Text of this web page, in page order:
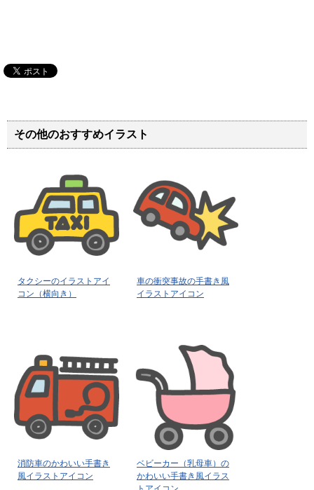
その他のおすすめイラスト
タクシーのイラストアイ
コン（横向き）
車の衝突事故の手書き風
イラストアイコン
消防車のかわいい手書き
風イラストアイコン
ベビーカー（乳母車）の
かわいい手書き風イラス